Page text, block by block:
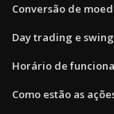
Conversão de
Day trading e
Horário de
Como estão as